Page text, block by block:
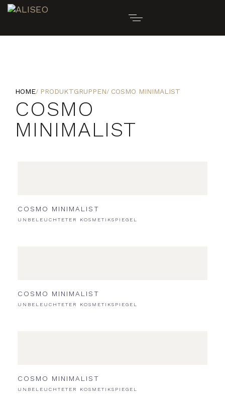
HOME PRODUKTGRUPPEN COSMO MINIMALIST
COSMO
MINIMALIST
COSMO MINIMALIST
UNBELEUCHTETER KOSMETIKSPIEGEL
COSMO MINIMALIST
UNBELEUCHTETER KOSMETIKSPIEGEL
COSMO MINIMALIST
UNBELEUCHTETER KOSMETIKSPIEGEL